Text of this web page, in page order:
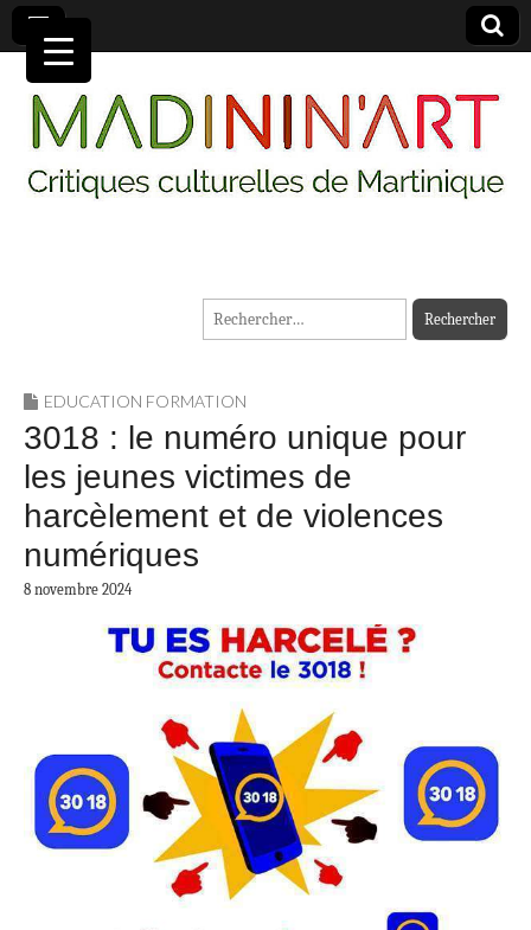
MADININ'ART
Rechercher :
EDUCATION FORMATION
3018 : le numéro unique pour
les jeunes victimes de
harcèlement et de violences
numériques
8 novembre 2024